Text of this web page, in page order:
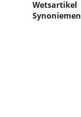
Wetsartikel
Synoniemen